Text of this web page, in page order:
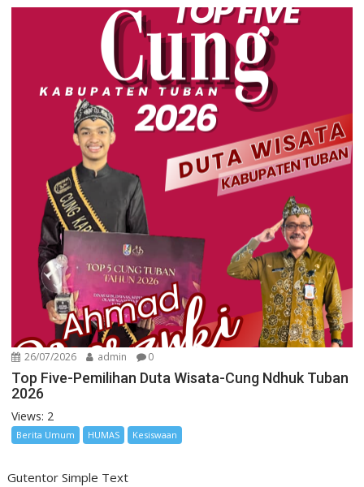
26/07/2026 admin 0
Top Five-Pemilihan Duta Wisata-Cung Ndhuk Tuban
2026
Views: 2
Berita Umum HUMAS Kesiswaan
Gutentor Simple Text